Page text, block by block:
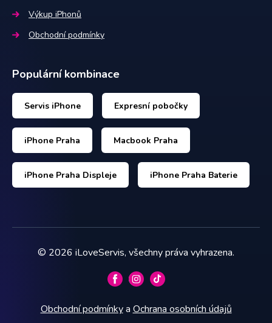
Výkup iPhonů
Obchodní podmínky
Populární kombinace
Servis iPhone Expresní pobočky
iPhone Praha Macbook Praha
iPhone Praha Displeje iPhone Praha Baterie
© 2026 iLoveServis, všechny práva vyhrazena.
Obchodní podmínky a Ochrana osobních údajů